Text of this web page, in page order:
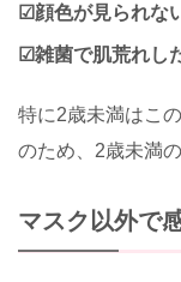
☑顔色が見られな
☑雑菌で肌荒れし
特に2歳未満はこ
のため、2歳未満
マスク以外で